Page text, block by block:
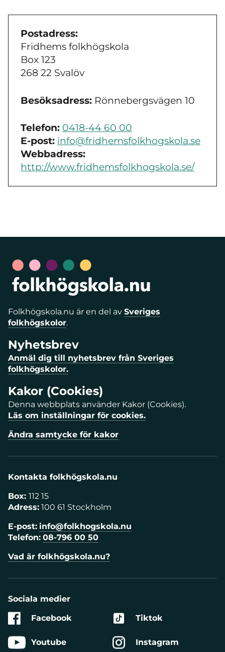
Postadress:
Fridhems folkhögskola
Box 123
268 22 Svalöv
Besöksadress: Rönnebergsvägen 10
Telefon: 0418-44 60 00
E-post: info@fridhemsfolkhogskola.se
Webbadress:
http://www.fridhemsfolkhogskola.se/
Folkhögskola.nu är en del av Sveriges
folkhögskolor.
Nyhetsbrev
Anmäl dig till nyhetsbrev från Sveriges
folkhögskolor.
Kakor (Cookies)
Denna webbplats använder Kakor (Cookies).
Läs om inställningar för cookies.
Ändra samtycke för kakor
Kontakta folkhögskola.nu
Box: 112 15
Adress: 100 61 Stockholm
E-post: info@folkhogskola.nu
Telefon: 08-796 00 50
Vad är folkhögskola.nu?
Sociala medier
Facebook
Youtube
Tiktok
Instagram